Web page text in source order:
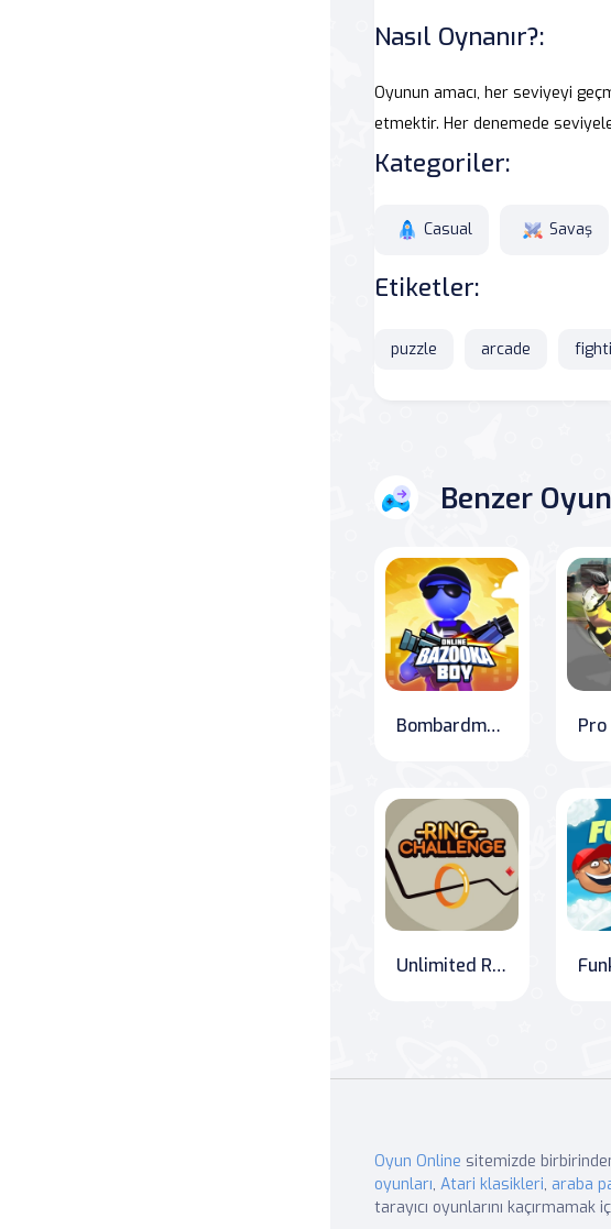
Nasıl Oynanır?:
Oyunun amacı, her seviyeyi
etmektir. Her denemede
Kategoriler:
Casual Savaş
Etiketler:
puzzle arcade
Benzer
Bombardman: The Ultimate Explosive Adventure
Unlimited Rings: The Avoidance Challenge
Oyun Online sitemizde
oyunları, Atari klasikleri, araba
tarayıcı oyunlarını kaçırmamak